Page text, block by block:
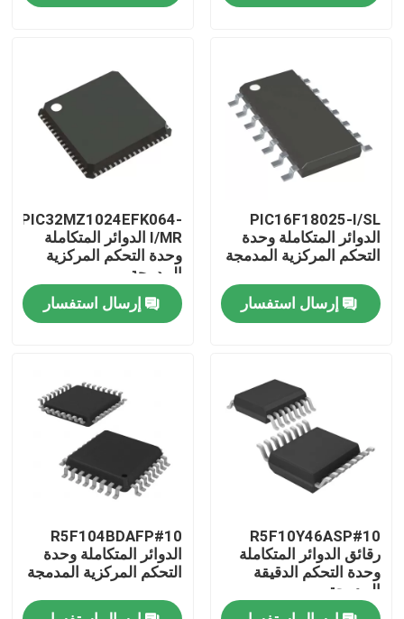
منتجات
أشرطة فيديو
معلومات عنا
جولة في المعمل
اتصل بنا
اطلب اقتباس
رقائق الدوائر المتكاملة
ذاكرة فلاش IC رقاقة
PIC16F18025-I/SL
الدوائر المتكاملة وحدة
التحكم المركزية المدمجة
إرسال استفسار
PIC32MZ1024EFK064-
I/MR الدوائر المتكاملة
وحدة التحكم المركزية
المدمجة
إرسال استفسار
R5F10Y46ASP#10
رقائق الدوائر المتكاملة
وحدة التحكم الدقيقة
المدمجة
R5F104BDAFP#10
الدوائر المتكاملة وحدة
التحكم المركزية المدمجة